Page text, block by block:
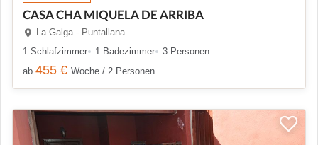
CASA CHA MIQUELA DE ARRIBA
La Galga - Puntallana
1 Schlafzimmer
1 Badezimmer
3 Personen
ab 455 € Woche / 2 Personen